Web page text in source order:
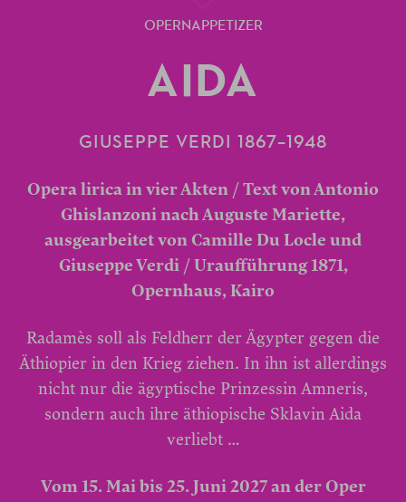
OPERNAPPETIZER
AIDA
GIUSEPPE VERDI 1867–1948
Opera lirica in vier Akten / Text von Antonio
Ghislanzoni nach Auguste Mariette,
ausgearbeitet von Camille Du Locle und
Giuseppe Verdi / Uraufführung 1871,
Opernhaus, Kairo
Radamès soll als Feldherr der Ägypter gegen die
Äthiopier in den Krieg ziehen. In ihn ist allerdings
nicht nur die ägyptische Prinzessin Amneris,
sondern auch ihre äthiopische Sklavin Aida
verliebt …
Vom 15. Mai bis 25. Juni 2027 an der Oper